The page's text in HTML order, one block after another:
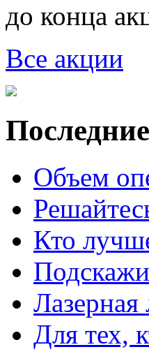
до конца
Все акции
Объем
Кто
Лазерная
Для тех,